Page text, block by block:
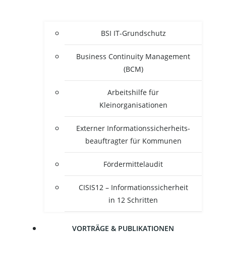
BSI IT-Grun­d­­schutz
Busi­ness Con­ti­nui­ty Manage­ment
(BCM)
Arbeits­hil­fe für
Kleinorganisationen
Exter­ner Infor­ma­ti­ons­si­cher­heits­
be­auf­trag­ter für Kommunen
För­der­mit­tel­au­dit
CISIS12 – Infor­ma­ti­ons­si­cher­heit
in 12 Schritten
VOR­TRÄ­GE & PUBLIKATIONEN